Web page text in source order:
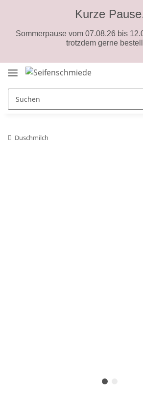
Kurze
Sommerpause vom 07.08.26 bis
trotzdem gerne
Duschmilch